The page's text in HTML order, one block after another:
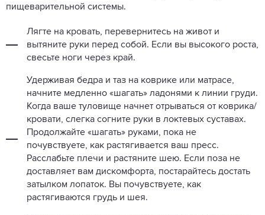
пищеварительной системы.
Лягте на кровать, перевернитесь на живот и
вытяните руки перед собой. Если вы высокого роста,
свесьте ноги через край.
Удерживая бедра и таз на коврике или матрасе,
начните медленно «шагать» ладонями к линии груди.
Когда ваше туловище начнет отрываться от коврика/
кровати, слегка согните руки в локтевых суставах.
Продолжайте «шагать» руками, пока не
почувствуете, как растягивается ваш пресс.
Расслабьте плечи и растяните шею. Если поза не
доставляет вам дискомфорта, постарайтесь достать
затылком лопаток. Вы почувствуете, как
растягиваются грудь и шея.